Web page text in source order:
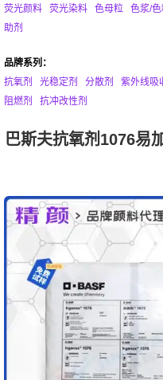
荧光颜料
荧光染料 色母粒 色浆/
助剂
品牌系列：
抗氧剂
光稳定剂 分散剂 紫外线吸
阻燃剂
抗冲改性剂
巴斯夫抗氧剂1076易